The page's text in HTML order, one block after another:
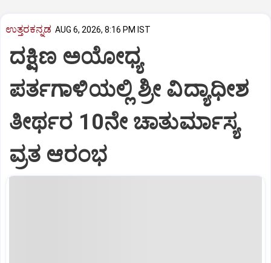
ಉತ್ತರಕನ್ನಡ AUG 6, 2026, 8:16 PM IST
ದಕ್ಷಿಣ ಅಯೋಧ್ಯ
ಪರ್ತಗಾಳಿಯಲ್ಲಿ ಶ್ರೀ ವಿದ್ಯಾಧೀಶ
ತೀರ್ಥರ 10ನೇ ಚಾತುರ್ಮಾಸ್ಯ
ವ್ರತ ಆರಂಭ